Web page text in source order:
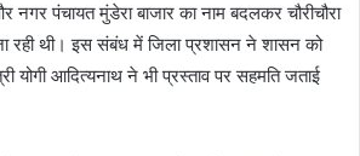
नगर पंचायत मुंडेरा बाजार का नाम बदलकर चौरीचौरा
रही थी। इस संबंध में जिला प्रशासन ने शासन को
योगी आदित्यनाथ ने भी प्रस्ताव पर सहमति जताई